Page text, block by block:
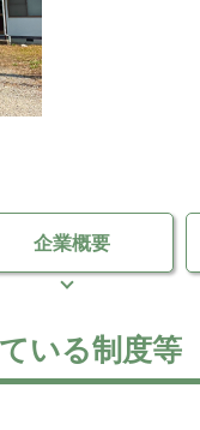
企業概要
いる制度等